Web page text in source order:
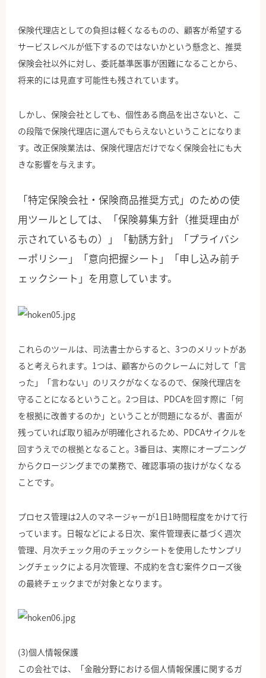
保険代理店としての負担は軽くなるものの、顧客が希望する
サービスレベルが低下するのではないかという懸念と、推奨
保険会社以外に対し、委託基準医事が困難になることから、
将来的には見直す可能性も残されています。
しかし、保険会社としても、個性ある商品を出さないと、こ
の段階で保険代理店に選んでもらえないということになりま
す。改正保険業法は、保険代理店だけでなく保険会社にも大
きな影響を与えます。
「特定保険会社・保険商品推奨方式」のための使
用ツールとしては、「保険募集方針（推奨理由が
示されているもの）」「勧誘方針」「プライバシ
ーポリシー」「意向把握シート」「申し込み前チ
ェックシート」を用意しています。
これらのツールは、司法書士からすると、3つのメリットがあ
ると考えられます。1つは、顧客からのクレームに対して「言
った」「言わない」のリスクがなくなるので、保険代理店を
守ることになるということ。2つ目は、PDCAを回す際に「何
を根拠に改善するのか」ということが問題になるが、書面が
残っていれば取り組みが明確化されるため、PDCAサイクルを
回すうえでの根拠となること。3番目は、実際にオープニング
からクロージングまでの業務で、確認事項の抜けがなくなる
ことです。
プロセス管理は2人のマネージャーが1日1時間程度をかけて行
っています。日報などによる日次、案件管理表に基づく週次
管理、月次チェック用のチェックシートを使用したサンプリ
ングチェックによる月次管理、不成約を含む案件クローズ後
の最終チェックまでが対象となります。
(3)個人情報保護
この会社では、「金融分野における個人情報保護に関するガ